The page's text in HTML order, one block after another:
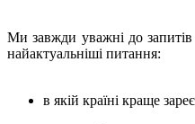
Ми завжди уважні до запитів
найактуальніші питання:
в якій країні краще